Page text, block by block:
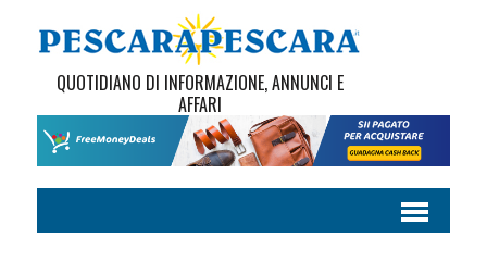
QUOTIDIANO DI INFORMAZIONE, ANNUNCI E
AFFARI